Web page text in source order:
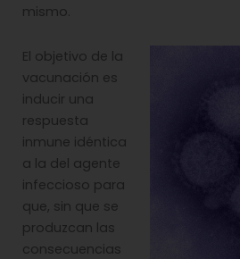
mismo.
El objetivo de la
vacunación es
inducir una
respuesta
inmune idéntica
a la del agente
infeccioso para
que, sin que se
produzcan las
consecuencias